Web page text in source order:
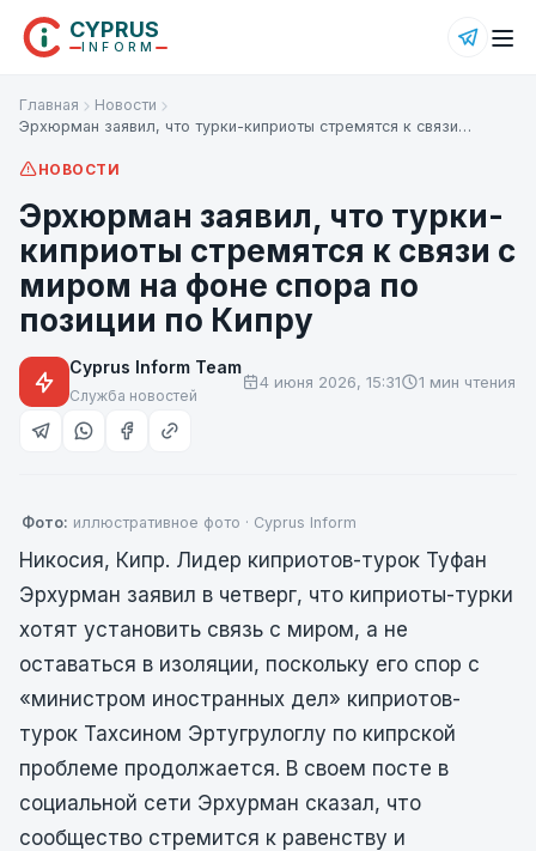
CYPRUS
INFORM
Главная
Новости
Эрхюрман заявил, что турки-киприоты стремятся к связи…
НОВОСТИ
Эрхюрман заявил, что турки-
киприоты стремятся к связи с
миром на фоне спора по
позиции по Кипру
Cyprus Inform Team
Служба новостей
4 июня 2026, 15:31 1 мин чтения
Фото: иллюстративное фото · Cyprus Inform
Никосия, Кипр. Лидер киприотов-турок Туфан
Эрхурман заявил в четверг, что киприоты-турки
хотят установить связь с миром, а не
оставаться в изоляции, поскольку его спор с
«министром иностранных дел» киприотов-
турок Тахсином Эртугрулоглу по кипрской
проблеме продолжается. В своем посте в
социальной сети Эрхурман сказал, что
сообщество стремится к равенству и